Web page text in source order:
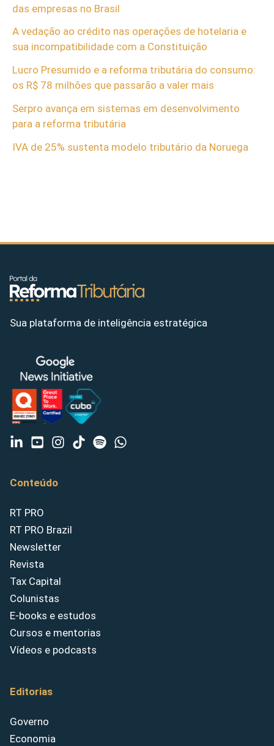
das empresas no Brasil
A vedação ao crédito nas operações de hotelaria e
sua incompatibilidade com a Constituição
Lucro Presumido e a reforma tributária do consumo:
os R$ 78 milhões que passarão a valer mais
Serpro avança em sistemas em desenvolvimento
para a reforma tributária
IVA de 25% sustenta modelo tributário da Noruega
Sua plataforma de inteligência estratégica
Conteúdo
RT PRO
RT PRO Brazil
Newsletter
Revista
Tax Capital
Colunistas
E-books e estudos
Cursos e mentorias
Vídeos e podcasts
Editorias
Governo
Economia